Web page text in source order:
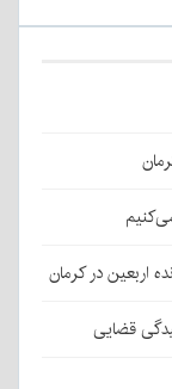
قضایی